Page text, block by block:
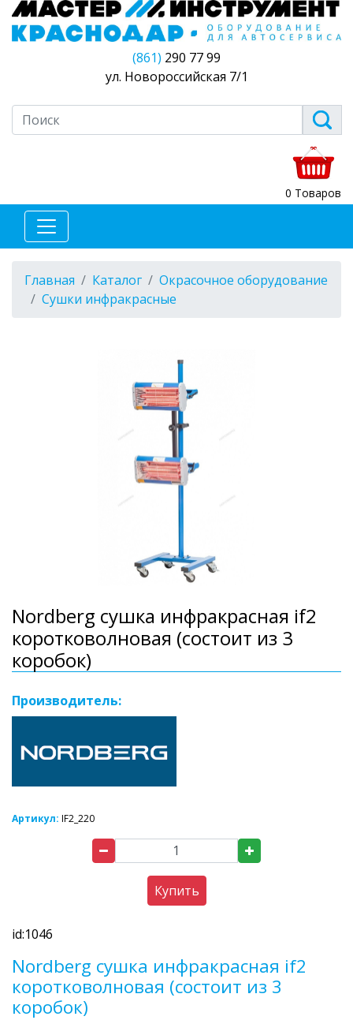
(861) 290 77 99
ул. Новороссийская 7/1
0 Товаров
Главная Каталог
Окрасочное оборудование
Сушки инфракрасные
Nordberg сушка инфракрасная if2
коротковолновая (состоит из 3
коробок)
Производитель:
Артикул: IF2_220
Купить
id:1046
Nordberg сушка инфракрасная if2
коротковолновая (состоит из 3
коробок)